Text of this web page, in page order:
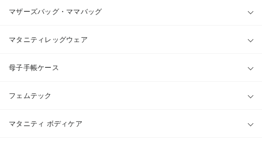
マザーズバッグ・ママバッグ
マタニティレッグウェア
母子手帳ケース
フェムテック
マタニティ ボディケア